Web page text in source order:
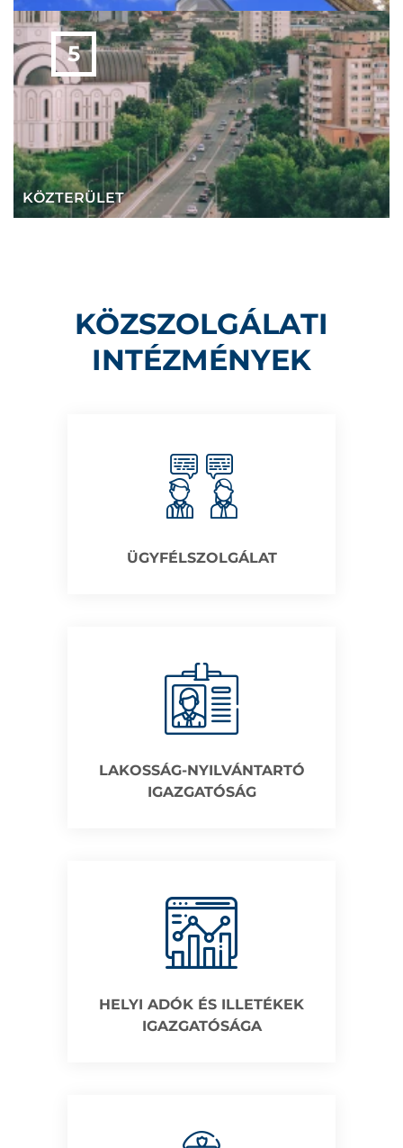
KÖZTERÜLET
KÖZSZOLGÁLATI
INTÉZMÉNYEK
ÜGYFÉLSZOLGÁLAT
LAKOSSÁG-NYILVÁNTARTÓ
IGAZGATÓSÁG
HELYI ADÓK ÉS ILLETÉKEK
IGAZGATÓSÁGA